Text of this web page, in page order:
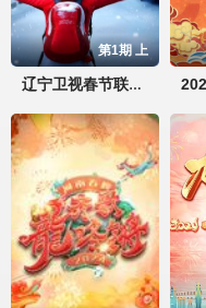
第1期 上
辽宁卫视春节联欢晚会 2024